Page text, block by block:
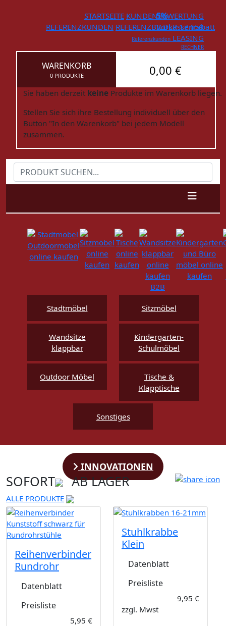
STARTSEITE KUNDENBEWERTUNG
REFERENZKUNDEN REFERENZBILDER 17.659
Referenzkunden LEASING
RECHNER
WARENKORB
0 PRODUKTE 0,00 €
Sie haben derzeit keine Produkte im Warenkorb liegen.
Stellen Sie sich ihre Bestellung individuell über den
Button "In den Warenkorb" bei jedem Modell
zusammen.
5%
Vorkassenrabatt
Stadtmöbel Sitzmöbel
Wandsitze
klappbar
Kindergarten-
Schulmöbel
Outdoor Möbel
Tische &
Klapptische
Sonstiges
INNOVATIONEN
SOFORT AB LAGER
ALLE PRODUKTE
Reihenverbinder
Rundrohr
Datenblatt
Preisliste
5,95 €
Stuhlkrabbe
Klein
Datenblatt
Preisliste
9,95 €
zzgl. Mwst